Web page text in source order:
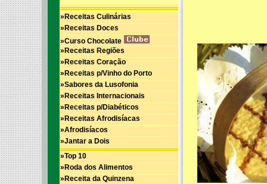
»Receitas Culinárias
»Receitas Doces
»Curso Chocolate
»Receitas Regiões
»Receitas Coração
»Receitas p/Vinho do Porto
»Sabores da Lusofonia
»Receitas Internacionais
»Receitas p/Diabéticos
»Receitas Afrodisíacas
»Afrodisíacos
»Jantar a Dois
»Top 10
»Roda dos Alimentos
»Receita da Quinzena